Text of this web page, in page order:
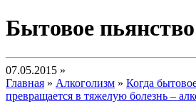
Бытовое пьянство
07.05.2015 »
Главная » Алкоголизм » Когда
превращается в тяжелую болезнь –